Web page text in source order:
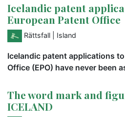
Icelandic patent
European Patent Office
Rättsfall | Island
Icelandic patent applications
Office (EPO) have never been
The word mark and
ICELAND